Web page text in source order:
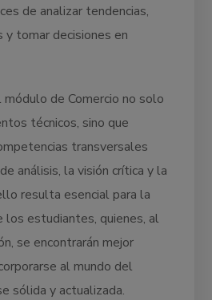
de analizar tendencias,
tomar decisiones en
de Comercio no solo
técnicos, sino que
transversales
análisis, la visión crítica y la
resulta esencial para la
los estudiantes, quienes, al
se encontrarán mejor
al mundo del
sólida y actualizada.